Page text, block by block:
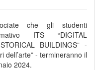
che gli studenti
ITS “DIGITAL
BUILDINGS” -
dell’arte” - termineranno il
2024.